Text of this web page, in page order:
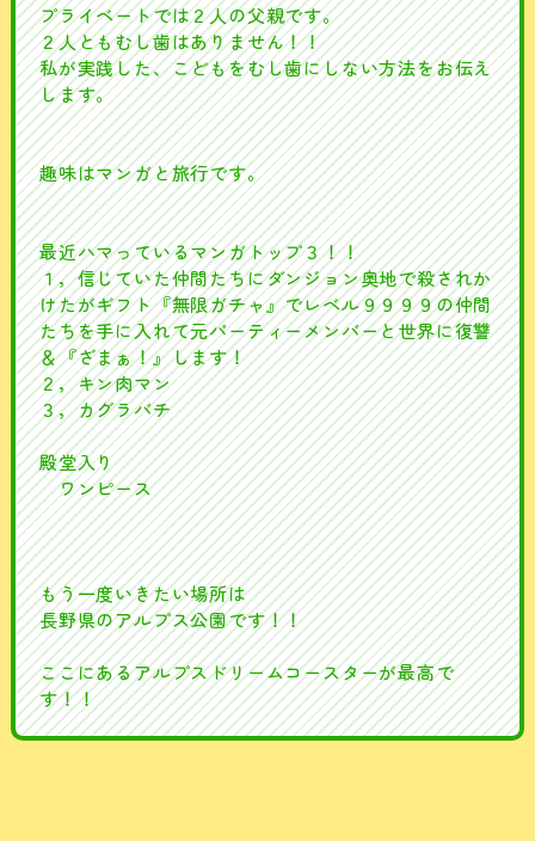
プライベートでは２人の父親です。
２人ともむし歯はありません！！
私が実践した、こどもをむし歯にしない方法をお伝え
します。
趣味はマンガと旅行です。
最近ハマっているマンガトップ３！！
１，信じていた仲間たちにダンジョン奥地で殺されか
けたがギフト『無限ガチャ』でレベル９９９９の仲間
たちを手に入れて元パーティーメンバーと世界に復讐
＆『ざまぁ！』します！
２，キン肉マン
３，カグラバチ
殿堂入り
ワンピース
もう一度いきたい場所は
長野県のアルプス公園です！！
ここにあるアルプスドリームコースターが最高で
す！！